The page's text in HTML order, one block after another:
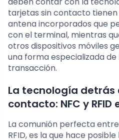
tarjetas sin contacto
antena incorporados que
con el terminal, mientras
otros dispositivos móviles
una forma especializada de
transacción.
La tecnología detrás
contacto: NFC y
La comunión perfecta
RFID, es la que hace